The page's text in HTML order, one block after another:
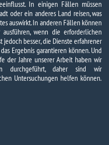
In einigen Fällen müssen
oder ein anderes Land reisen, was
auswirkt. In anderen Fällen können
wenn die erforderlichen
besser, die Dienste erfahrener
Ergebnis garantieren können. Und
der Jahre unserer Arbeit haben wir
durchgeführt, daher sind wir
Untersuchungen helfen können.